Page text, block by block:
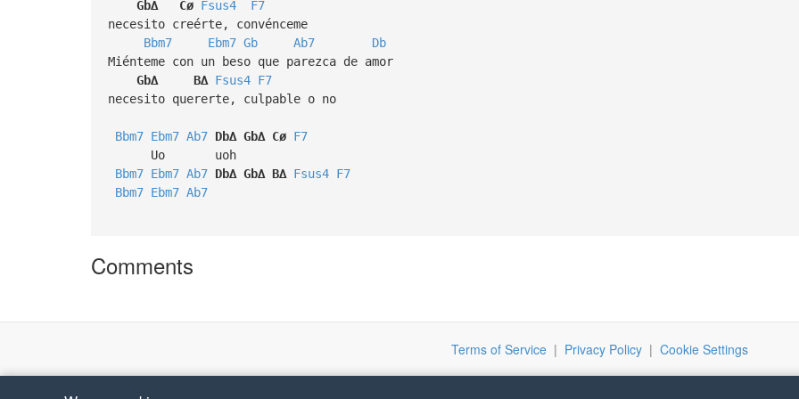
Gb∆
Cø Fsus4
F7
necesito creérte, convénceme
Bbm7
Ebm7 Gb Ab7
Db
Miénteme con un beso que parezca de amor
Gb∆
B∆ Fsus4 F7
necesito quererte, culpable o no
Bbm7 Ebm7 Ab7 Db∆ Gb∆ Cø F7
Uo uoh
Bbm7 Ebm7 Ab7 Db∆ Gb∆ B∆ Fsus4 F7
Bbm7 Ebm7 Ab7
Comments
Terms of Service| Privacy Policy| Cookie Settings